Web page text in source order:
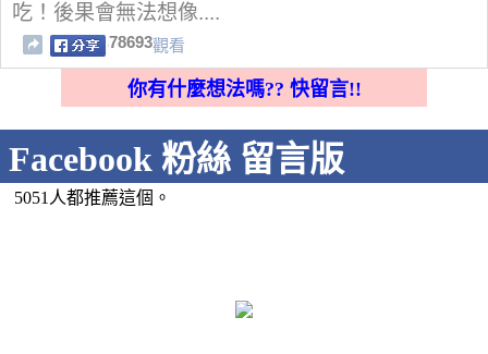
吃！後果會無法想像....
78693觀看
你有什麼想法嗎?? 快留言!!
Facebook 粉絲 留言版
5051人都推薦這個。